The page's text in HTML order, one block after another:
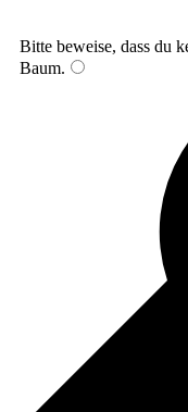
Bitte beweise, dass du
Baum.